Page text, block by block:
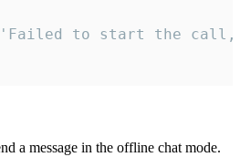
to start the
a message in the offline chat mode.